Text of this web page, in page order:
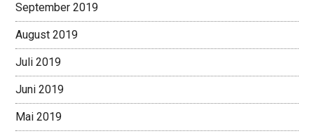
September 2019
August 2019
Juli 2019
Juni 2019
Mai 2019